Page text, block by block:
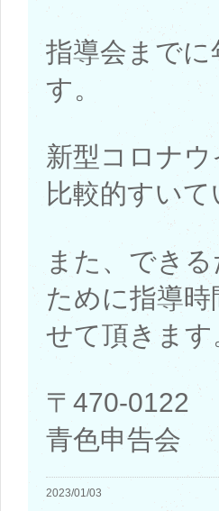
指導会まで
す。
新型コロナ
比較的すい
また、でき
ために指導
せて頂きます
〒470-
青色申告会
2023/01/03